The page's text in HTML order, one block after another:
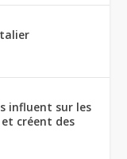
influent sur les
créent des